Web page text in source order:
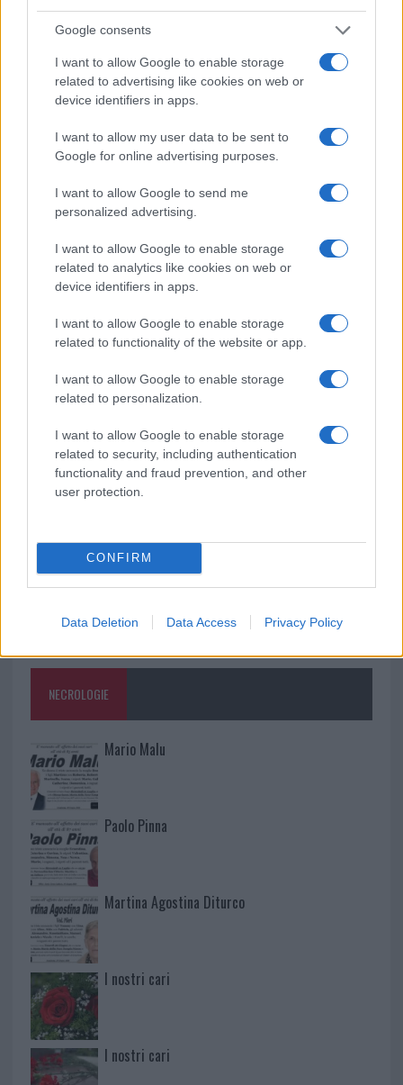
Google consents
I want to allow Google to enable storage
related to advertising like cookies on web or
device identifiers in apps.
I want to allow my user data to be sent to
Google for online advertising purposes.
I want to allow Google to send me
personalized advertising.
I want to allow Google to enable storage
related to analytics like cookies on web or
device identifiers in apps.
I want to allow Google to enable storage
related to functionality of the website or app.
I want to allow Google to enable storage
related to personalization.
I want to allow Google to enable storage
related to security, including authentication
functionality and fraud prevention, and other
user protection.
CONFIRM
Data Deletion Data Access Privacy Policy
A fuoco un deposito con bombole, intervento dei
vigili del fuoco a Rudalza
Ristorante distrutto dalle fiamme a La
Maddalena, incendio a Monti d’à rena
Le previsioni meteo per il weekend a Olbia e in
Michelle Hunziker in Gallura, bella anche dal
Calangianus, dopo le polemiche il centro
accoglienza minori chiude
Olbia, divieto di sosta contro spaccio e degrado:
esplode la protesta
NECROLOGIE
Mario Malu
Paolo Pinna
Martina Agostina Diturco
I nostri cari
I nostri cari